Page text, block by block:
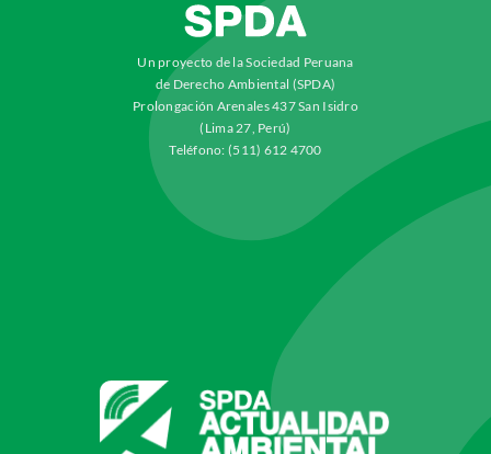
Un proyecto de la Sociedad Peruana
de Derecho Ambiental (SPDA)
Prolongación Arenales 437 San Isidro
(Lima 27, Perú)
Teléfono: (511) 612 4700